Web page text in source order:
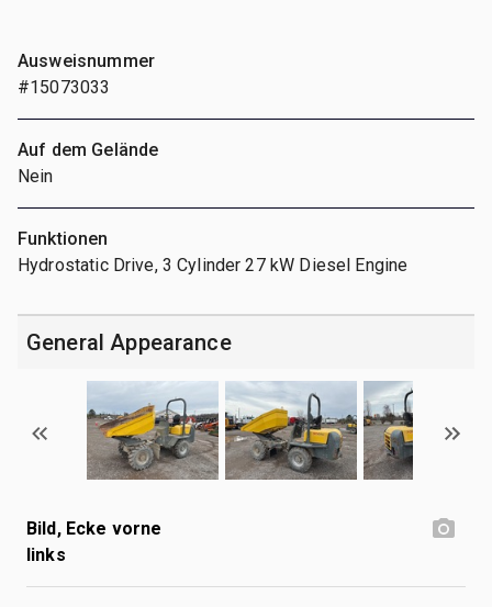
Ausweisnummer
#15073033
Auf dem Gelände
Nein
Funktionen
Hydrostatic Drive, 3 Cylinder 27 kW Diesel Engine
General Appearance
Bild, Ecke vorne
links